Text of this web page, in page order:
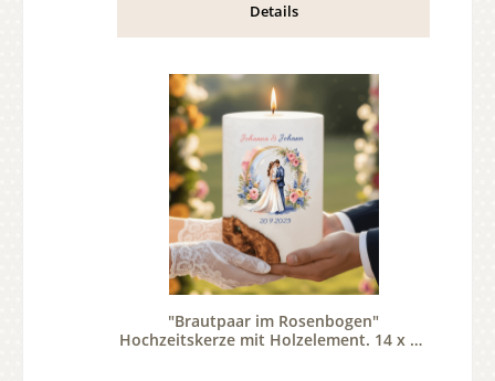
Details
"Brautpaar im Rosenbogen"
Hochzeitskerze mit Holzelement. 14 x 21